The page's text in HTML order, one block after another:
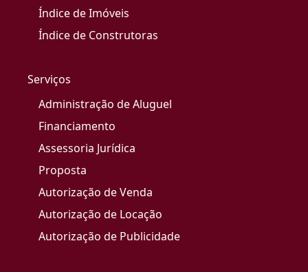
Índice de Imóveis
Índice de Construtoras
Serviços
Administração de Aluguel
Financiamento
Assessoria Jurídica
Proposta
Autorização de Venda
Autorização de Locação
Autorização de Publicidade